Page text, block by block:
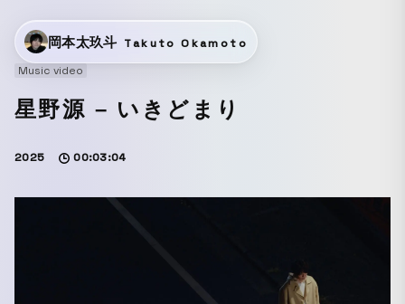
岡本太玖斗 Takuto Okamoto
Music video
星野源 – いきどまり
2025 00:03:04